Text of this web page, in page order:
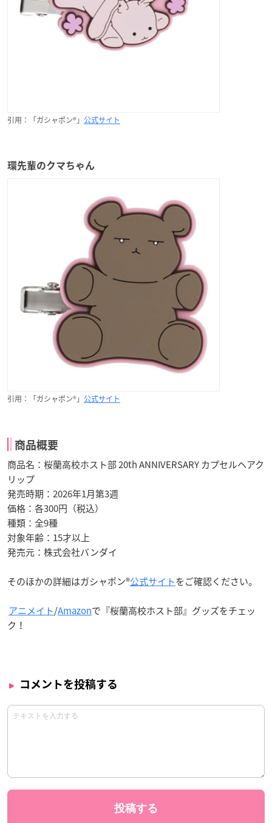
引用：「ガシャポン®」 公式サイト
環先輩のクマちゃん
引用：「ガシャポン®」 公式サイト
商品概要
商品名：桜蘭高校ホスト部 20th ANNIVERSARY カプセルヘアク
リップ
発売時期：2026年1月第3週
価格：各300円（税込）
種類：全9種
対象年齢：15才以上
発売元：株式会社バンダイ
そのほかの詳細はガシャポン®公式サイトをご確認ください。
アニメイト/Amazonで『桜蘭高校ホスト部』グッズをチェッ
ク！
コメントを投稿する